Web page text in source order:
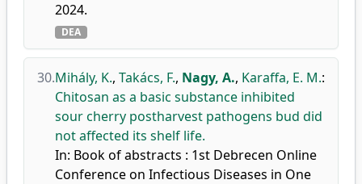
2024.
DEA
30.Mihály, K., Takács, F., Nagy, A., Karaffa, E. M.:
Chitosan as a basic substance inhibited
sour cherry postharvest pathogens bud did
not affected its shelf life.
In: Book of abstracts : 1st Debrecen Online
Conference on Infectious Diseases in One